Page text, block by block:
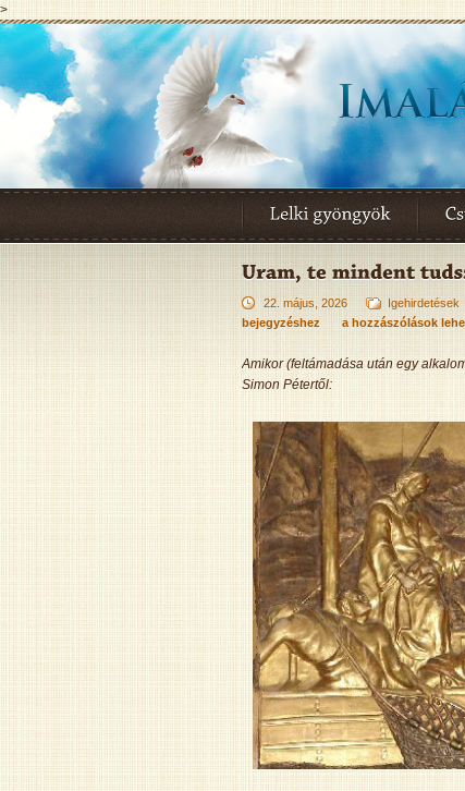
>
22. május, 2026 Igehirdetések
bejegyzéshez
a hozzászólások
Amikor (feltámadása után egy
Simon Pétertől: